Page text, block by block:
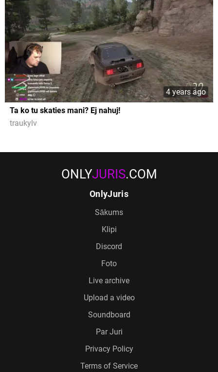
4 years ago
Ta ko tu skaties mani? Ej nahuj!
traukylv
ONLYJURIS.COM
OnlyJuris
Sākums
Klipi
Discord
Foto
Live archive
Upload a video
Soundboard
Par Juri
Privacy Policy
Terms of Service